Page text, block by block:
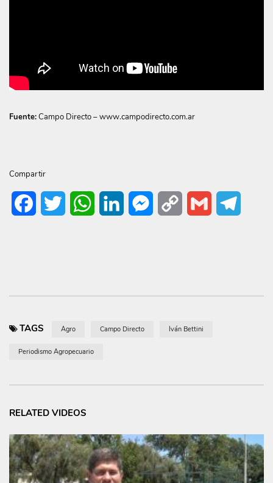
Fuente:Campo Directo – www.campodirecto.com.ar
Compartir
FacebookTwitter WhatsAppLinkedIn Messenger
Copy
Gmail
TAGS Agro Campo Directo Iván Bettini
Periodismo Agropecuario
RELATED VIDEOS